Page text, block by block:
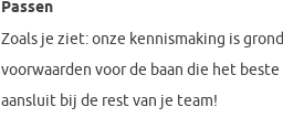
Passen
Zoals je ziet: onze kennismaking is
voorwaarden voor de baan die het
aansluit bij de rest van je team!